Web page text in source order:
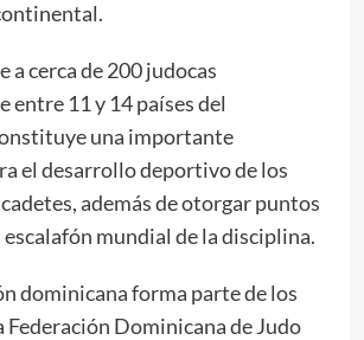
a cerca de 200 judocas
entre 11 y 14 países del
una importante
el desarrollo deportivo de los
además de otorgar puntos
mundial de la disciplina.
dominicana forma parte de los
Federación Dominicana de Judo